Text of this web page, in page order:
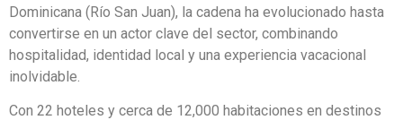
Dominicana (Río San Juan), la cadena ha evolucionado hasta
convertirse en un actor clave del sector, combinando
hospitalidad, identidad local y una experiencia vacacional
inolvidable.
Con 22 hoteles y cerca de 12,000 habitaciones en destinos